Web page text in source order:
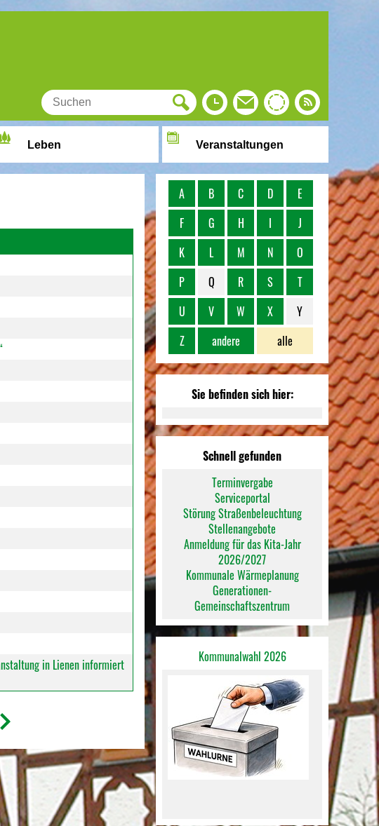
Leben Veranstaltungen
in Lienen informiert
alle
A B C D
E
F
G H I
J
K
L M N
O
P
Q R S
T
U
V W X
Y
Z
andere
Sie befinden sich hier:
Schnell gefunden
Terminvergabe
Serviceportal
Störung Straßenbeleuchtung
Stellenangebote
Anmeldung für das Kita-Jahr
2026/2027
Kommunale Wärmeplanung
Generationen-
Gemeinschaftszentrum
Kommunalwahl 2026